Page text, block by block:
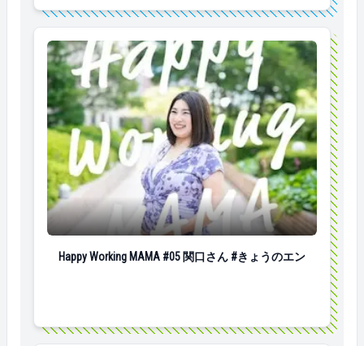
Happy Working MAMA #05 関口さん #きょうのエン